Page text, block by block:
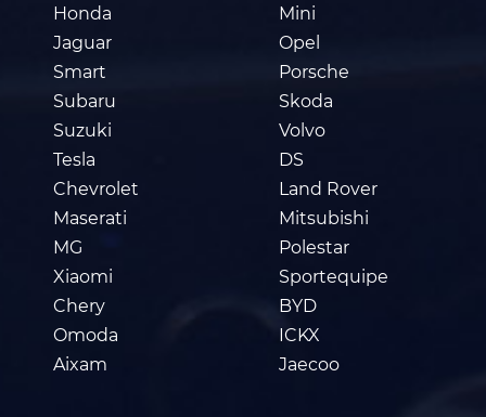
Honda
Jaguar
Smart
Subaru
Suzuki
Tesla
Chevrolet
Maserati
MG
Xiaomi
Chery
Omoda
Aixam
Mini
Opel
Porsche
Skoda
Volvo
DS
Land Rover
Mitsubishi
Polestar
Sportequipe
BYD
ICKX
Jaecoo